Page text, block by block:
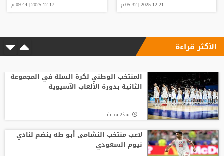
2025-12-21 | 05:32 م 2025-12-17 | 09:44 م
الأكثر قراءة
المنتخب الوطني لكرة السلة في المجموعة
الثانية بدورة الألعاب الآسيوية
منذ2 ساعة
لاعب منتخب النشامى أبو طه ينضم لنادي
نيوم السعودي